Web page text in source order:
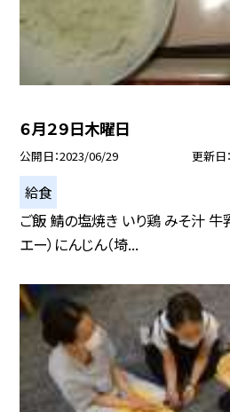
６月２９日木曜日
公開日 2023/06/29 更新日
給食
ご飯 鯖の塩焼き いり鶏 みそ汁 牛
エー）にんじん（埼...